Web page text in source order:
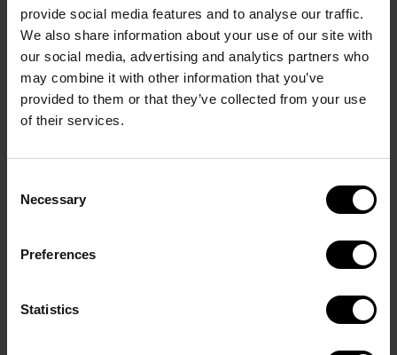
provide social media features and to analyse our traffic.
We also share information about your use of our site with
our social media, advertising and analytics partners who
may combine it with other information that you’ve
provided to them or that they’ve collected from your use
of their services.
Selection
Necessary
Preferences
Statistics